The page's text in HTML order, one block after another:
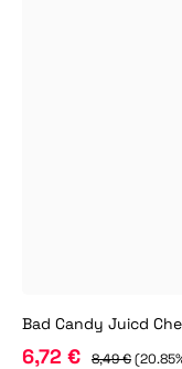
Bad Candy Juicd
6,72 € 8,49 €